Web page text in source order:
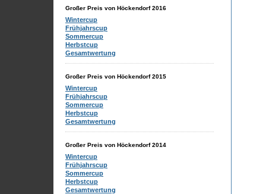
Großer Preis von Höckendorf 2016
Wintercup
Frühjahrscup
Sommercup
Herbstcup
Gesamtwertung
Großer Preis von Höckendorf 2015
Wintercup
Frühjahrscup
Sommercup
Herbstcup
Gesamtwertung
Großer Preis von Höckendorf 2014
Wintercup
Frühjahrscup
Sommercup
Herbstcup
Gesamtwertung